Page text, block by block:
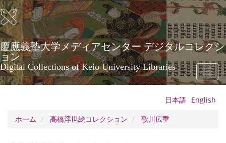
メ
イ
ン
コ
ン
テ
ン
ツ
に
慶應義塾大学メディアセンター デジタルコレクシ
ョン
Digital Collections of Keio University Libraries
Toggle
日本語 English
ホーム
高橋浮世絵コレクション 歌川広重